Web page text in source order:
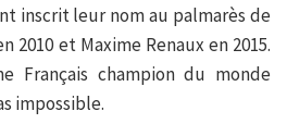
inscrit leur nom au palmarès de
2010 et Maxime Renaux en 2015.
Français champion du monde
impossible.